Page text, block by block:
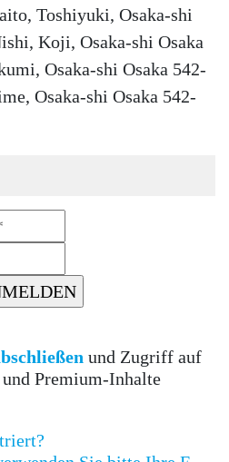
Toshiyuki, Osaka-shi
Koji, Osaka-shi Osaka
Osaka-shi Osaka 542-
Osaka-shi Osaka 542-
und Premium-Inhalte